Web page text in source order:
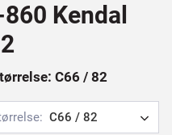
Kendal
C66 / 82
C66 / 82